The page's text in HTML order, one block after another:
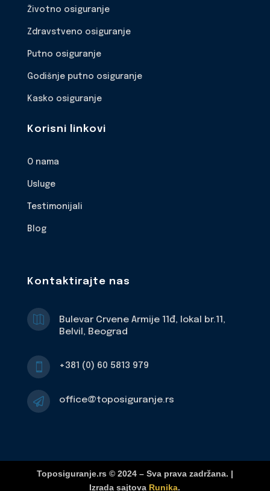
Životno osiguranje
Zdravstveno osiguranje
Putno osiguranje
Godišnje putno osiguranje
Kasko osiguranje
Korisni linkovi
O nama
Usluge
Testimonijali
Blog
Kontaktirajte nas

Bulevar Crvene Armije 11đ, lokal br.11,
Belvil, Beograd
 +381 (0) 60 5813 979
 office@toposiguranje.rs
Toposiguranje.rs © 2024 – Sva prava zadržana. |
Izrada sajtova Runika.